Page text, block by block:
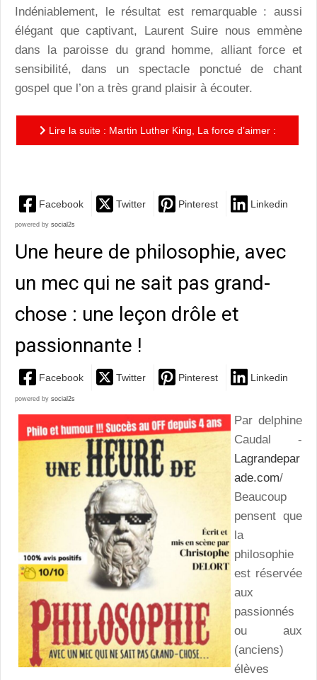
Indéniablement, le résultat est remarquable : aussi
élégant que captivant, Laurent Suire nous emmène
dans la paroisse du grand homme, alliant force et
sensibilité, dans un spectacle ponctué de chant
gospel que l’on a très grand plaisir à écouter.
Lire la suite : Martin Luther King, La force d’aimer :
Facebook Twitter Pinterest Linkedin
powered by social2s
Une heure de philosophie, avec
un mec qui ne sait pas grand-
chose : une leçon drôle et
passionnante !
Facebook Twitter Pinterest Linkedin
powered by social2s
Par delphine
Caudal -
Lagrandepar
ade.com/
Beaucoup
pensent que
la
philosophie
est réservée
aux
passionnés
ou aux
(anciens)
élèves